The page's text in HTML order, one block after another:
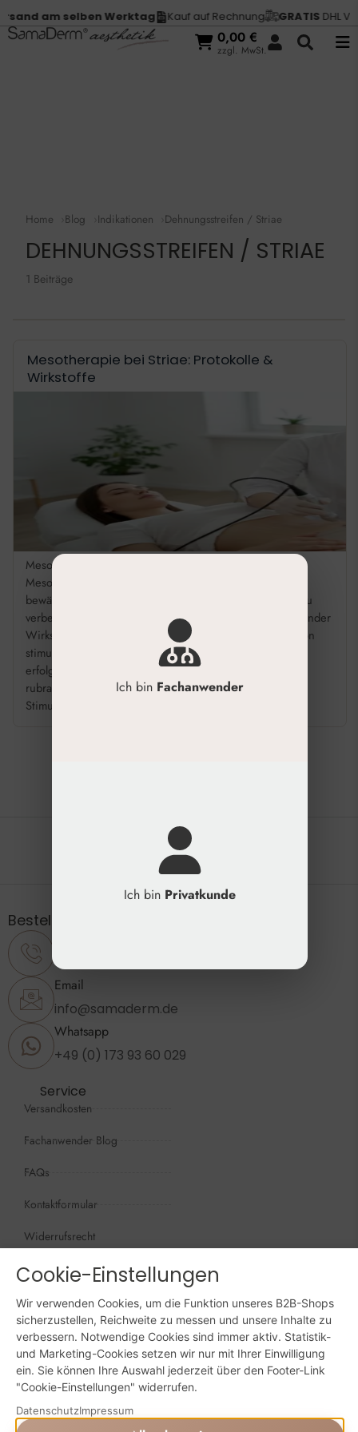
am selben Werktag Kauf auf Rechnung GRATISDHL
0,00 €
zzgl. MwSt.
Home Blog Indikationen Dehnungsstreifen / Striae
DEHNUNGSSTREIFEN / STRIAE
1 Beiträge
Mesotherapie bei Striae: Protokolle &
Wirkstoffe
Mesotherapie bei Dehnungsstreifen (Striae) Die
Mesotherapie bei Dehnungsstreifen (Striae) ist eine
bewährte Methode, um das Erscheinungsbild der Haut zu
verbessern. Durch gezielte Mikroinjektionen revitalisierender
Wirkstoffcocktails wird die Kollagen- und Elastinproduktion
stimuliert. In unserer Praxis nutzen wir dieses Verfahren
erfolgreich. Reduziert die Sichtbarkeit von roten (Striae
rubrae) und weißen (Striae albae) Dehnungsstreifen.
Stimuliert durch Wirkstoffe wie […]
Die natürliche Schönheit erhalten
Bestellung & Support
+49 (0) 2173 - 89 23 860
Email
info@samaderm.de
Whatsapp
+49 (0) 173 93 60 029
Service
Versandkosten
Fachanwender Blog
FAQs
Kontaktformular
Widerrufsrecht
Öffnungszeiten
Wir sind persönlich, für Sie da:
Mo - Do: 09:00 - 16:00 Uhr
Fr: 09:00 - 15:00 Uhr
Sa + So: geschlossen
Online bestellen: 24/7
Ich bin Fachanwender
Ich bin Privatkunde
Cookie-Einstellungen
Wir verwenden Cookies, um die Funktion unseres B2B-Shops
sicherzustellen, Reichweite zu messen und unsere Inhalte zu
verbessern. Notwendige Cookies sind immer aktiv. Statistik-
und Marketing-Cookies setzen wir nur mit Ihrer Einwilligung
ein. Sie können Ihre Auswahl jederzeit über den Footer-Link
"Cookie-Einstellungen" widerrufen.
DatenschutzImpressum